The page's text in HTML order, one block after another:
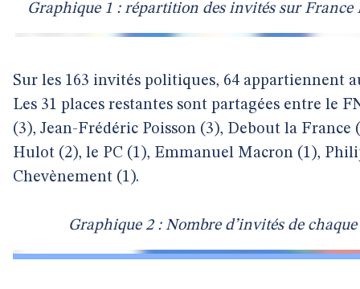
Graphique 1 : répartition des invités sur France
Sur les 163 invités politiques, 64 appartiennent
Les 31 places restantes sont partagées entre le
(3), Jean-Frédéric Poisson (3), Debout la France
Hulot (2), le PC (1), Emmanuel Macron (1),
Chevènement (1).
Graphique 2 : Nombre d’invités de